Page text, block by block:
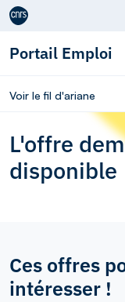
Aller au contenu
Portail Emploi
Voir le fil d'ariane
L'offre
disponible
Ces offres
intéresser !